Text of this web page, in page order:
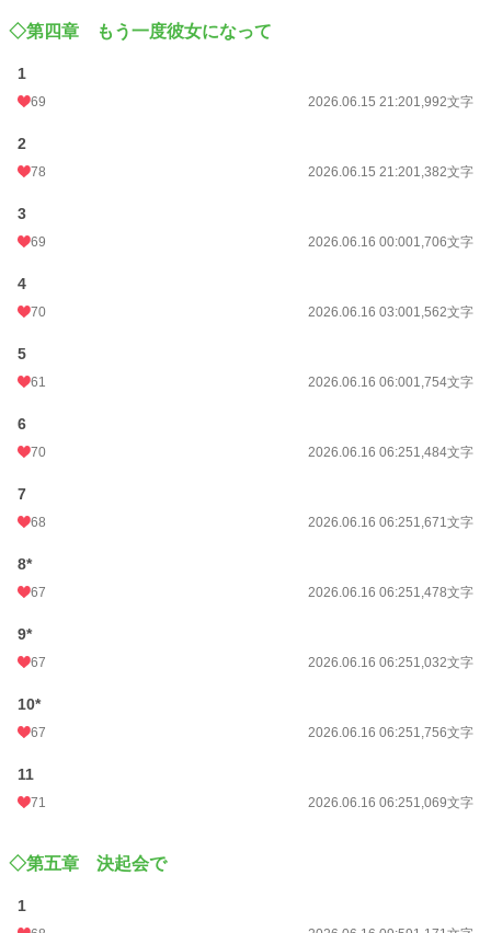
◇第四章 もう一度彼女になって
1
69 2026.06.15 21:201,992文字
2
78 2026.06.15 21:201,382文字
3
69 2026.06.16 00:001,706文字
4
70 2026.06.16 03:001,562文字
5
61 2026.06.16 06:001,754文字
6
70 2026.06.16 06:251,484文字
7
68 2026.06.16 06:251,671文字
8*
67 2026.06.16 06:251,478文字
9*
67 2026.06.16 06:251,032文字
10*
67 2026.06.16 06:251,756文字
11
71 2026.06.16 06:251,069文字
◇第五章 決起会で
1